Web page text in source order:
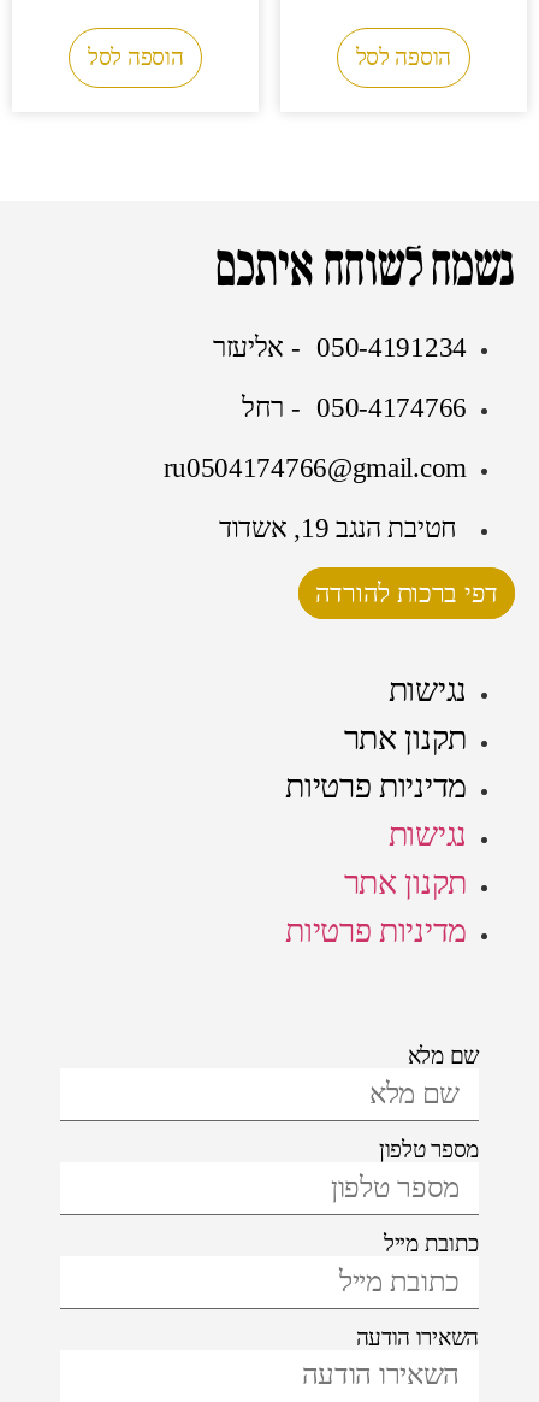
הוספה לסל הוספה לסל
נשמח לשוחח איתכם
050-4191234 - אליעזר
050-4174766 - רחל
ru0504174766@gmail.com
חטיבת הנגב 19, אשדוד
דפי ברכות להורדה
נגישות
תקנון אתר
מדיניות פרטיות
נגישות
תקנון אתר
מדיניות פרטיות
שם מלא
מספר טלפון
כתובת מייל
השאירו הודעה